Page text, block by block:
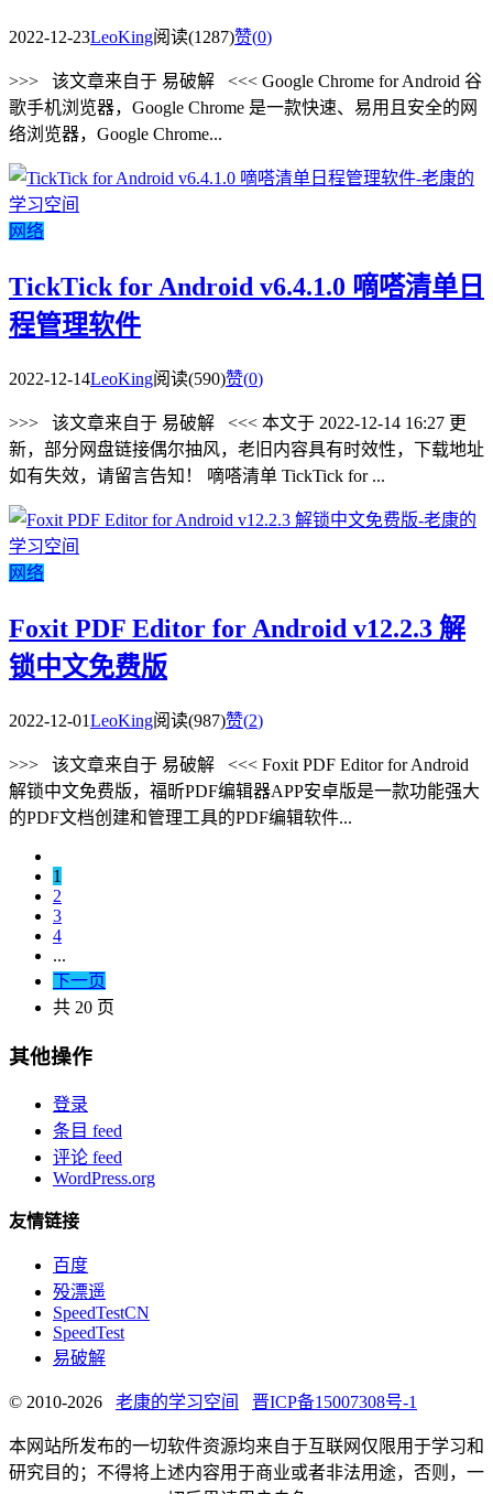
2022-12-23LeoKing阅读(1287)赞(0)
>>> 该文章来自于 易破解 <<< Google Chrome for Android 谷
歌手机浏览器，Google Chrome 是一款快速、易用且安全的网
络浏览器，Google Chrome...
网络
TickTick for Android v6.4.1.0 嘀嗒清单日
程管理软件
2022-12-14LeoKing阅读(590)赞(0)
>>> 该文章来自于 易破解 <<< 本文于 2022-12-14 16:27 更
新，部分网盘链接偶尔抽风，老旧内容具有时效性，下载地址
如有失效，请留言告知！ 嘀嗒清单 TickTick for ...
网络
Foxit PDF Editor for Android v12.2.3 解
锁中文免费版
2022-12-01LeoKing阅读(987)赞(2)
>>> 该文章来自于 易破解 <<< Foxit PDF Editor for Android
解锁中文免费版，福昕PDF编辑器APP安卓版是一款功能强大
的PDF文档创建和管理工具的PDF编辑软件...
1
2
3
4
...
下一页
共 20 页
其他操作
登录
条目 feed
评论 feed
WordPress.org
友情链接
百度
殁漂遥
SpeedTestCN
SpeedTest
易破解
© 2010-2026 老康的学习空间 晋ICP备15007308号-1
本网站所发布的一切软件资源均来自于互联网仅限用于学习和
研究目的；不得将上述内容用于商业或者非法用途，否则，一